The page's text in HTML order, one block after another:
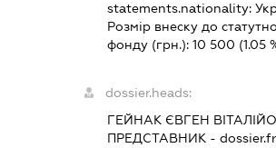
statements.nationality:
Розмір внеску до
фонду (грн.): 10 500 (1.05
dossier.heads:
ГЕЙНАК ЄВГЕН
ПРЕДСТАВНИК-